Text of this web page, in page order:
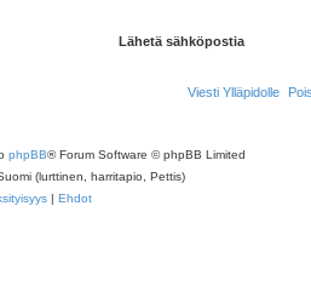
Viesti Ylläpidolle
phpBB® Forum Software © phpBB Limited
(lurttinen, harritapio, Pettis)
Ehdot